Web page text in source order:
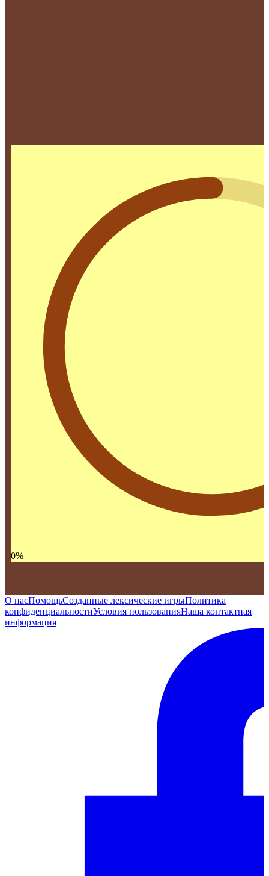
0%
О насПомощьСозданные лексические игрыПолитика
конфиденциальностиУсловия пользованияНаша контактная
информация